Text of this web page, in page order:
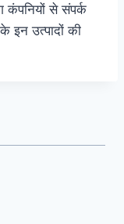
कंपनियों से संपर्क
इन उत्पादों की